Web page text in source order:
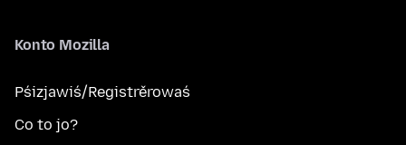
Konto Mozilla
Pśizjawiś/Registrěrowaś
Co to jo?